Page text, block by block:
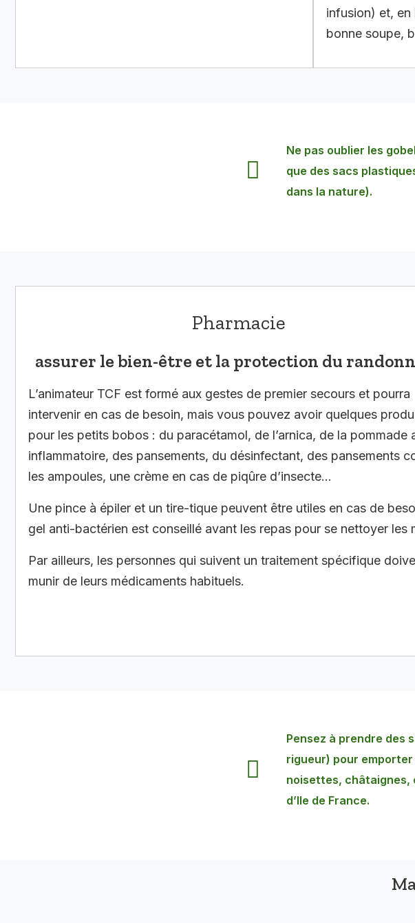
infusion) et, en
bonne soupe,
Ne pas oublier les
que des sacs
dans la nature).
Pharmacie
assurer le bien-être et la protection du
L’animateur TCF est formé aux gestes de premier secours et pourra
intervenir en cas de besoin, mais vous pouvez avoir quelques
pour les petits bobos : du paracétamol, de l’arnica, de la pommade
inflammatoire, des pansements, du désinfectant, des pansements
les ampoules, une crème en cas de piqûre d’insecte…
Une pince à épiler et un tire-tique peuvent être utiles en cas de
gel anti-bactérien est conseillé avant les repas pour se nettoyer les
Par ailleurs, les personnes qui suivent un traitement spécifique
munir de leurs médicaments habituels.
Pensez à prendre des
rigueur) pour
noisettes, châtaignes,
d’Ile de France.